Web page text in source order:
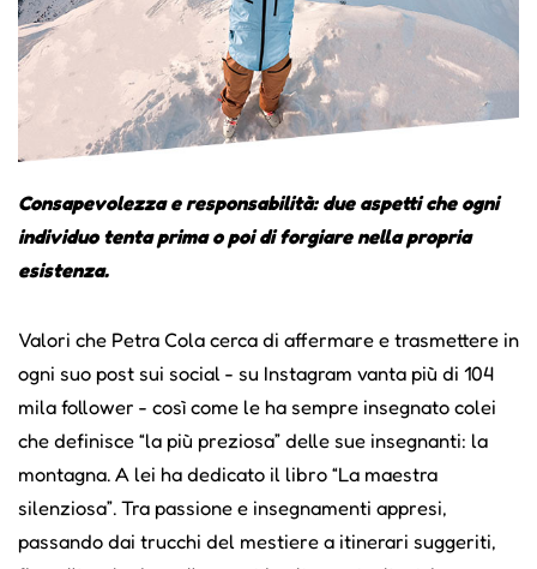
Consapevolezza e responsabilità: due aspetti che ogni
individuo tenta prima o poi di forgiare nella propria
esistenza.
Valori che Petra Cola cerca di affermare e trasmettere in
ogni suo post sui social - su Instagram vanta più di 104
mila follower - così come le ha sempre insegnato colei
che definisce “la più preziosa” delle sue insegnanti: la
montagna. A lei ha dedicato il libro “La maestra
silenziosa”. Tra passione e insegnamenti appresi,
passando dai trucchi del mestiere a itinerari suggeriti,